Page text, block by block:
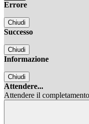
Errore
Chiudi
Successo
Chiudi
Informazione
Chiudi
Attendere...
Attendere il